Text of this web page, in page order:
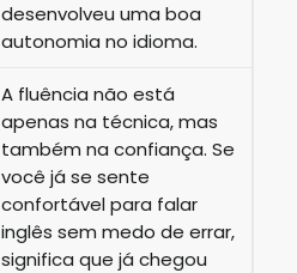
desenvolveu uma boa
autonomia no idioma.
A fluência não está
apenas na técnica, mas
também na confiança. Se
você já se sente
confortável para falar
inglês sem medo de errar,
significa que já chegou